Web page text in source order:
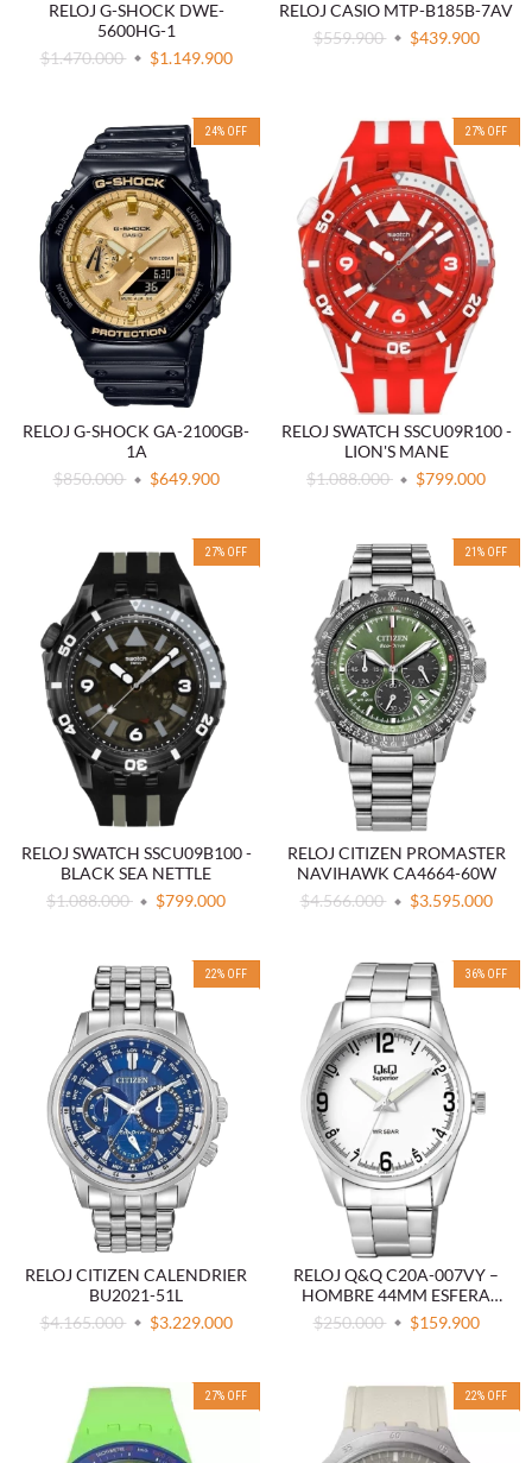
RELOJ G-SHOCK DWE-
5600HG-1
$1.470.000
$1.149.900
RELOJ CASIO MTP-B185B-7AV
$559.900
$439.900
24% OFF
RELOJ G-SHOCK GA-2100GB-
1A
$850.000
$649.900
27% OFF
RELOJ SWATCH SSCU09R100 -
LION'S MANE
$1.088.000
$799.000
27% OFF
RELOJ SWATCH SSCU09B100 -
BLACK SEA NETTLE
$1.088.000
$799.000
21 % OFF
RELOJ CITIZEN PROMASTER
NAVIHAWK CA4664-60W
$4.566.000
$3.595.000
22% OFF
RELOJ CITIZEN CALENDRIER
BU2021-51L
$4.165.000
$3.229.000
36% OFF
RELOJ Q&Q C20A-007VY –
HOMBRE 44MM ESFERA
BLANCA CAJA Y CORREA
ACERO INOXIDABLE
$250.000 $159.900
27% OFF 22% OFF